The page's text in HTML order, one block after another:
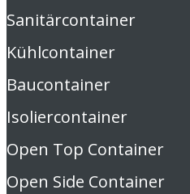
Sanitärcontainer
Kühlcontainer
Baucontainer
Isoliercontainer
Open Top Container
Open Side Container